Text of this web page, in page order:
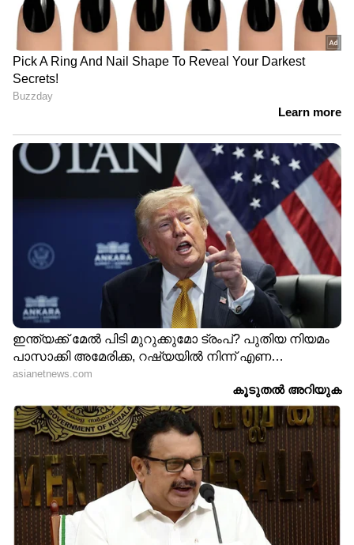
മെച്ചപ്പെടുത്തുന്നതിനും കട്ടൻ ചായ
മികച്ചതാണ്.